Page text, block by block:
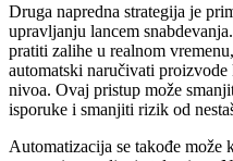
Druga napredna strategija je
upravljanju lancem
pratiti zalihe u realnom
automatski naručivati
nivoa. Ovaj pristup može
isporuke i smanjiti rizik od
Automatizacija se takođe može